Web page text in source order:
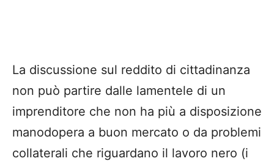
La discussione sul reddito di cittadinanza
non può partire dalle lamentele di un
imprenditore che non ha più a disposizione
manodopera a buon mercato o da problemi
collaterali che riguardano il lavoro nero (i